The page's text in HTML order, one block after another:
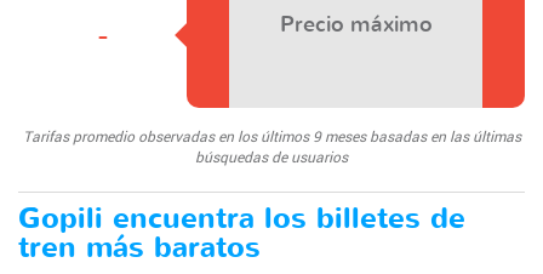
- Precio máximo
Tarifas promedio observadas en los últimos 9 meses basadas en las últimas
búsquedas de usuarios
Gopili encuentra los billetes de
tren más baratos